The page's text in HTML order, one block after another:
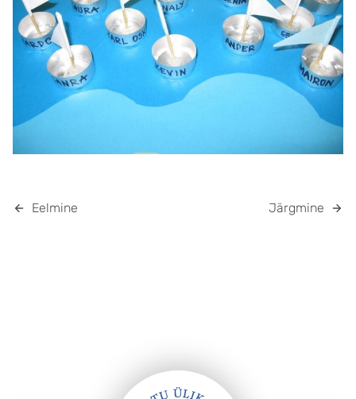
Eelmine Järgmine